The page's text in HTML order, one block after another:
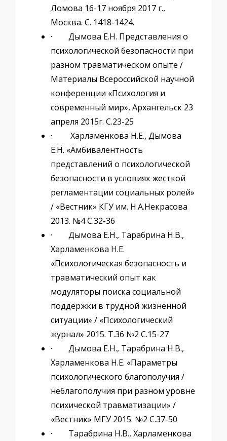
Ломова 16-17 ноября 2017 г.,
Москва. С. 1418-1424.
· Дымова Е.Н. Представления о
психологической безопасности при
разном травматическом опыте /
Материалы Всероссийской научной
конференции «Психология и
современный мир», Архангельск 23
апреля 2015г. С.23-25
· Харламенкова Н.Е., Дымова
Е.Н. «Амбивалентность
представлений о психологической
безопасности в условиях жесткой
регламентации социальных ролей»
/ «Вестник» КГУ им. Н.А.Некрасова
2013. №4 С.32-36
· Дымова Е.Н., Тарабрина Н.В.,
Харламенкова Н.Е.
«Психологическая безопасность и
травматический опыт как
модуляторы поиска социальной
поддержки в трудной жизненной
ситуации» / «Психологический
журнал» 2015. Т.36 №2 С.15-27
· Дымова Е.Н., Тарабрина Н.В.,
Харламенкова Н.Е. «Параметры
психологического благополучия /
неблагополучия при разном уровне
психической травматизации» /
«Вестник» МГУ 2015. №2 С.37-50
· Тарабрина Н.В., Харламенкова